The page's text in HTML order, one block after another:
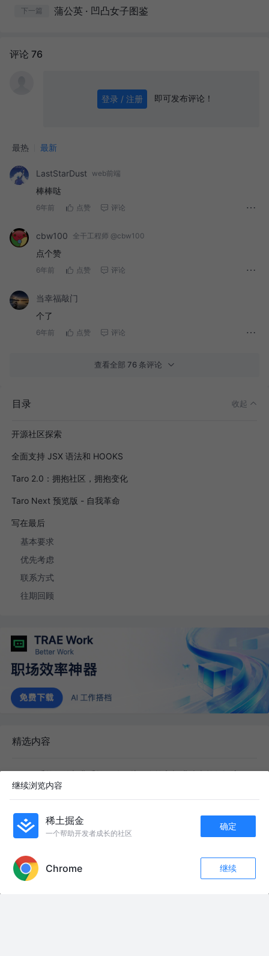
下一篇 蒲公英 · 凹凸女子图鉴
评论 76
登录 / 注册 即可发布评论！
最热 最新
LastStarDust web前端
棒棒哒
6年前 点赞 评论
cbw100 全干工程师 @cbw100
点个赞
6年前 点赞 评论
当幸福敲门
个了
6年前 点赞 评论
查看全部 76 条评论
57
目录 收起
Nerv - 京东高性能前端框架
新世纪Nerv战士 - 京东首页补完计划
多端统一开发框架 - Taro 1.0
微信小程序转 Taro 应用
开源社区探索
全面支持 JSX 语法和 HOOKS
Taro 2.0：拥抱社区，拥抱变化
Taro Next 预览版 - 自我革命
写在最后
基本要求
优先考虑
联系方式
往期回顾
精选内容
React 受控组件与非受控组件：从一个输入框讲清表单数据流
东风破_·140阅读
dzhd· 117阅读·4点赞
GitLqr·
构建无障碍组件之Listbox Pattern
继续浏览内容
稀土掘金
一个帮助开发者成长的社区
确定
Chrome 继续